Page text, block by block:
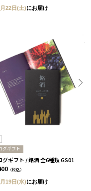
22日(土)にお届け
グギフト
グギフト / 銘酒 全6種類 GS01
（税込）
19日(水)にお届け